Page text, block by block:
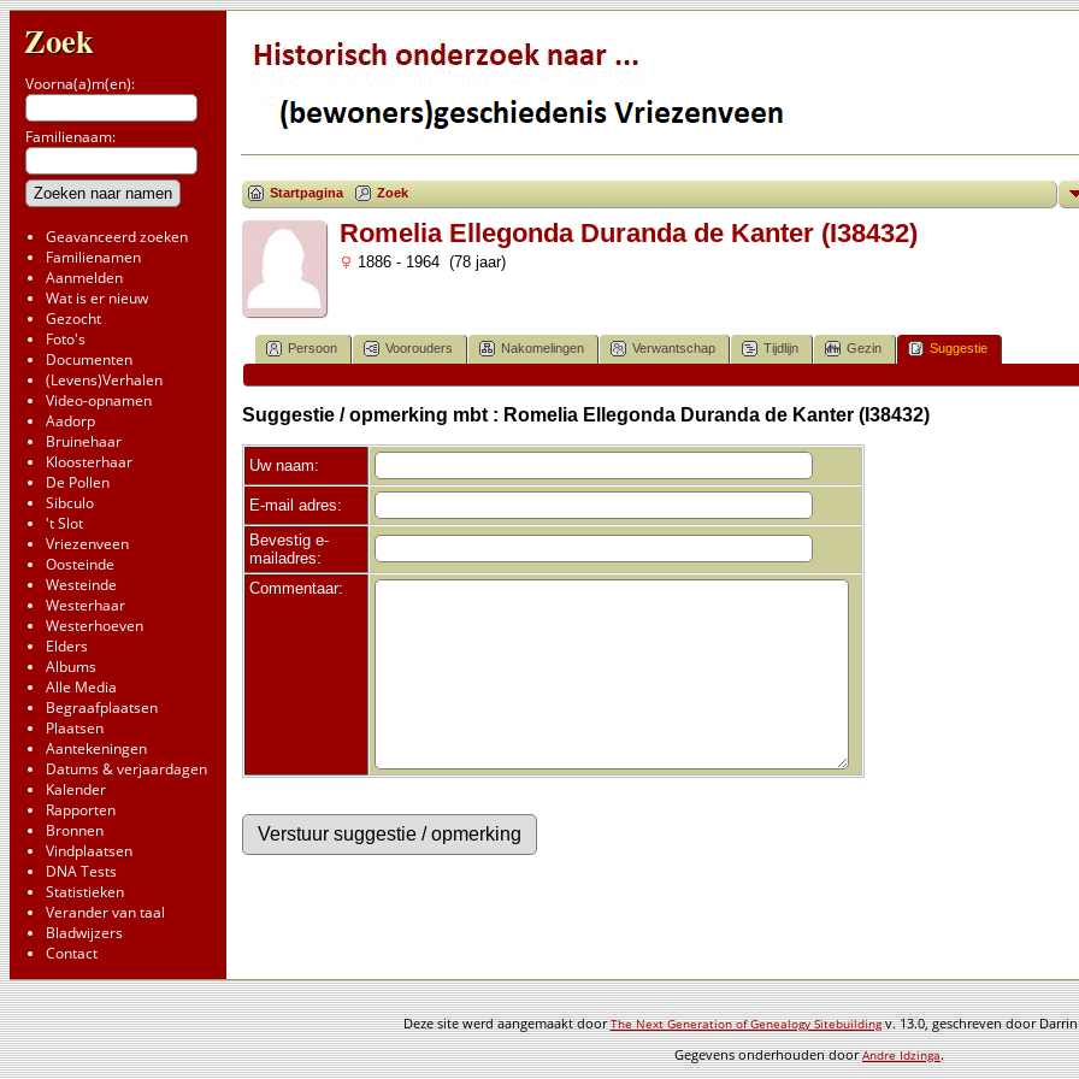
Zoek
Voorna(a)m(en):
Familienaam:
Geavanceerd zoeken
Familienamen
Aanmelden
Wat is er nieuw
Gezocht
Foto's
Documenten
(Levens)Verhalen
Video-opnamen
Aadorp
Bruinehaar
Kloosterhaar
De Pollen
Sibculo
't Slot
Vriezenveen
Oosteinde
Westeinde
Westerhaar
Westerhoeven
Elders
Albums
Alle Media
Begraafplaatsen
Plaatsen
Aantekeningen
Datums & verjaardagen
Kalender
Rapporten
Bronnen
Vindplaatsen
DNA Tests
Statistieken
Verander van taal
Bladwijzers
Contact
Startpagina Zoek
Romelia Ellegonda Duranda de Kanter (I38432)
1886 - 1964 (78 jaar)
Persoon Voorouders Nakomelingen Verwantschap Tijdlijn Gezin Suggestie
Suggestie / opmerking mbt : Romelia Ellegonda Duranda de Kanter (I38432)
Uw naam:
E-mail adres:
Bevestig e-
mailadres:
Commentaar:
Deze site werd aangemaakt doorThe Next Generation of Genealogy Sitebuildingv. 13.0, geschreven door
Gegevens onderhouden doorAndre Idzinga.